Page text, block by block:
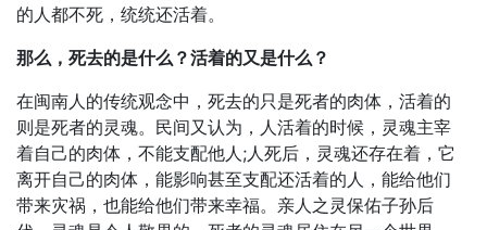
的人都不死，统统还活着。
那么，死去的是什么？活着的又是什么？
在闽南人的传统观念中，死去的只是死者的肉体，活着的
则是死者的灵魂。民间又认为，人活着的时候，灵魂主宰
着自己的肉体，不能支配他人;人死后，灵魂还存在着，它
离开自己的肉体，能影响甚至支配还活着的人，能给他们
带来灾祸，也能给他们带来幸福。亲人之灵保佑子孙后